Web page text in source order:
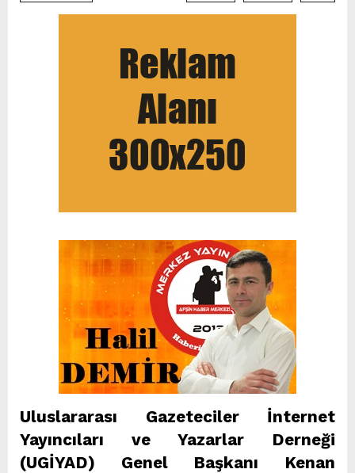
Uluslararası Gazeteciler İnternet
Yayıncıları ve Yazarlar Derneği
(UGİYAD) Genel Başkanı Kenan